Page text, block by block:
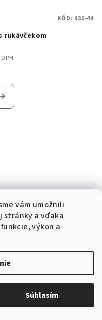
vám umožnili
stránky a vďaka
výkon a
Súhlasím
rukávčekom
KÓD:435-44